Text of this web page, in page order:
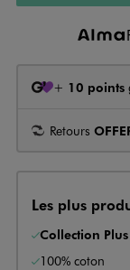
+ 10 points
Retours
Les plus
Collection
100% coton